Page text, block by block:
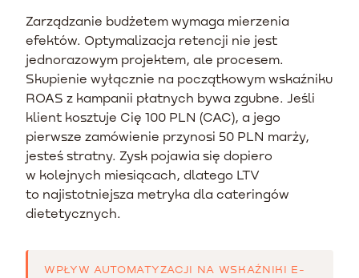
Zarządzanie budżetem wymaga mierzenia
efektów. Optymalizacja retencji nie jest
jednorazowym projektem, ale procesem.
Skupienie wyłącznie na początkowym wskaźniku
ROAS z kampanii płatnych bywa zgubne. Jeśli
klient kosztuje Cię 100 PLN (CAC), a jego
pierwsze zamówienie przynosi 50 PLN marży,
jesteś stratny. Zysk pojawia się dopiero
w kolejnych miesiącach, dlatego LTV
to najistotniejsza metryka dla cateringów
dietetycznych.
WPŁYW AUTOMATYZACJI NA WSKAŹNIKI E-